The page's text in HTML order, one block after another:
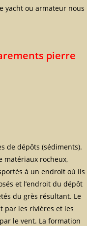
yacht ou armateur nous
pierre
de dépôts (sédiments).
matériaux rocheux,
à un endroit où ils
et l’endroit du dépôt
du grès résultant. Le
par les rivières et les
le vent. La formation